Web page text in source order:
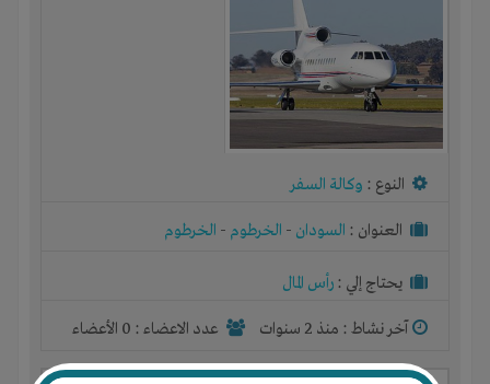
النوع : وكالة السفر
العنوان : السودان - الخرطوم - الخرطوم
يحتاج إلي : رأس المال
آخر نشاط : منذ 2 سنوات عدد الاعضاء : 0 الأعضاء